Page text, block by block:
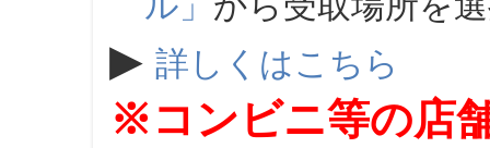
▶ 詳しくはこちら
※コンビニ等の店